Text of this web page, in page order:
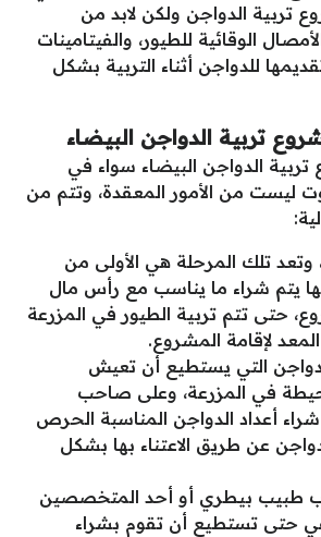
تربية الدواجن ولكن لابد من
الوقائية للطيور، والفيتامينات
للدواجن أثناء التربية بشكل
تربية الدواجن البيضاء
الدواجن البيضاء سواء في
ليست من الأمور المعقدة، وتتم من
وتعد تلك المرحلة هي الأولى من
يتم شراء ما يناسب مع رأس مال
حتى تتم تربية الطيور في المزرعة
لإقامة المشروع.
التي يستطيع أن تعيش
في المزرعة، وعلى صاحب
أعداد الدواجن المناسبة الحرص
عن طريق الاعتناء بها بشكل
بيطري أو أحد المتخصصين
حتى تستطيع أن تقوم بشراء